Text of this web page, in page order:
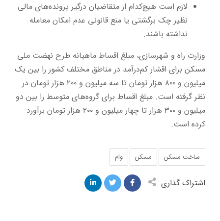
لازم است هیچ‌کدام از متقاضیان درگیر پرونده‌های مالی
نظیر چک برگشتی یا منع قانونی عدم امکان معامله
نداشته باشند.
وزارت راه و شهرسازی، مبلغ اقساط ماهیانه طرح نهضت ملی
مسکن برای اقشار کم‌درآمد در مناطق مختلف کشور را بین یک
میلیون و ۸۰۰ هزار تومان تا سه میلیون و ۲۰۰ هزار تومان در
نظر گرفته است. مبلغ اقساط برای گروه‌های متوسط را بین دو
میلیون و ۳۰۰ هزار تا چهار میلیون و ۲۰۰ هزار تومان برآورد
کرده است.
ساخت مسکن مسکن وام
اشتراک گذاری